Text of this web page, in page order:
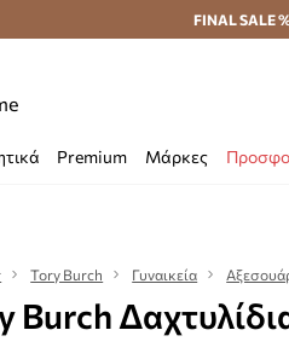
Δωρεάν μεταφορικά άνω των 70 €FINAL SALE
Premium Μάρκες
Tory Burch Γυναικεία
Burch